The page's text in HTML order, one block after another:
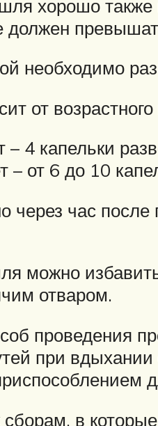
хорошо также
должен
необходимо
от
– 4 капельки
– от 6 до 10
через час
можно
отваром.
проведения
при
сборам, в